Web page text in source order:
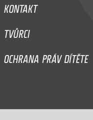
KONTAKT
TVŮRCI
OCHRANA PRÁV DÍTĚTE